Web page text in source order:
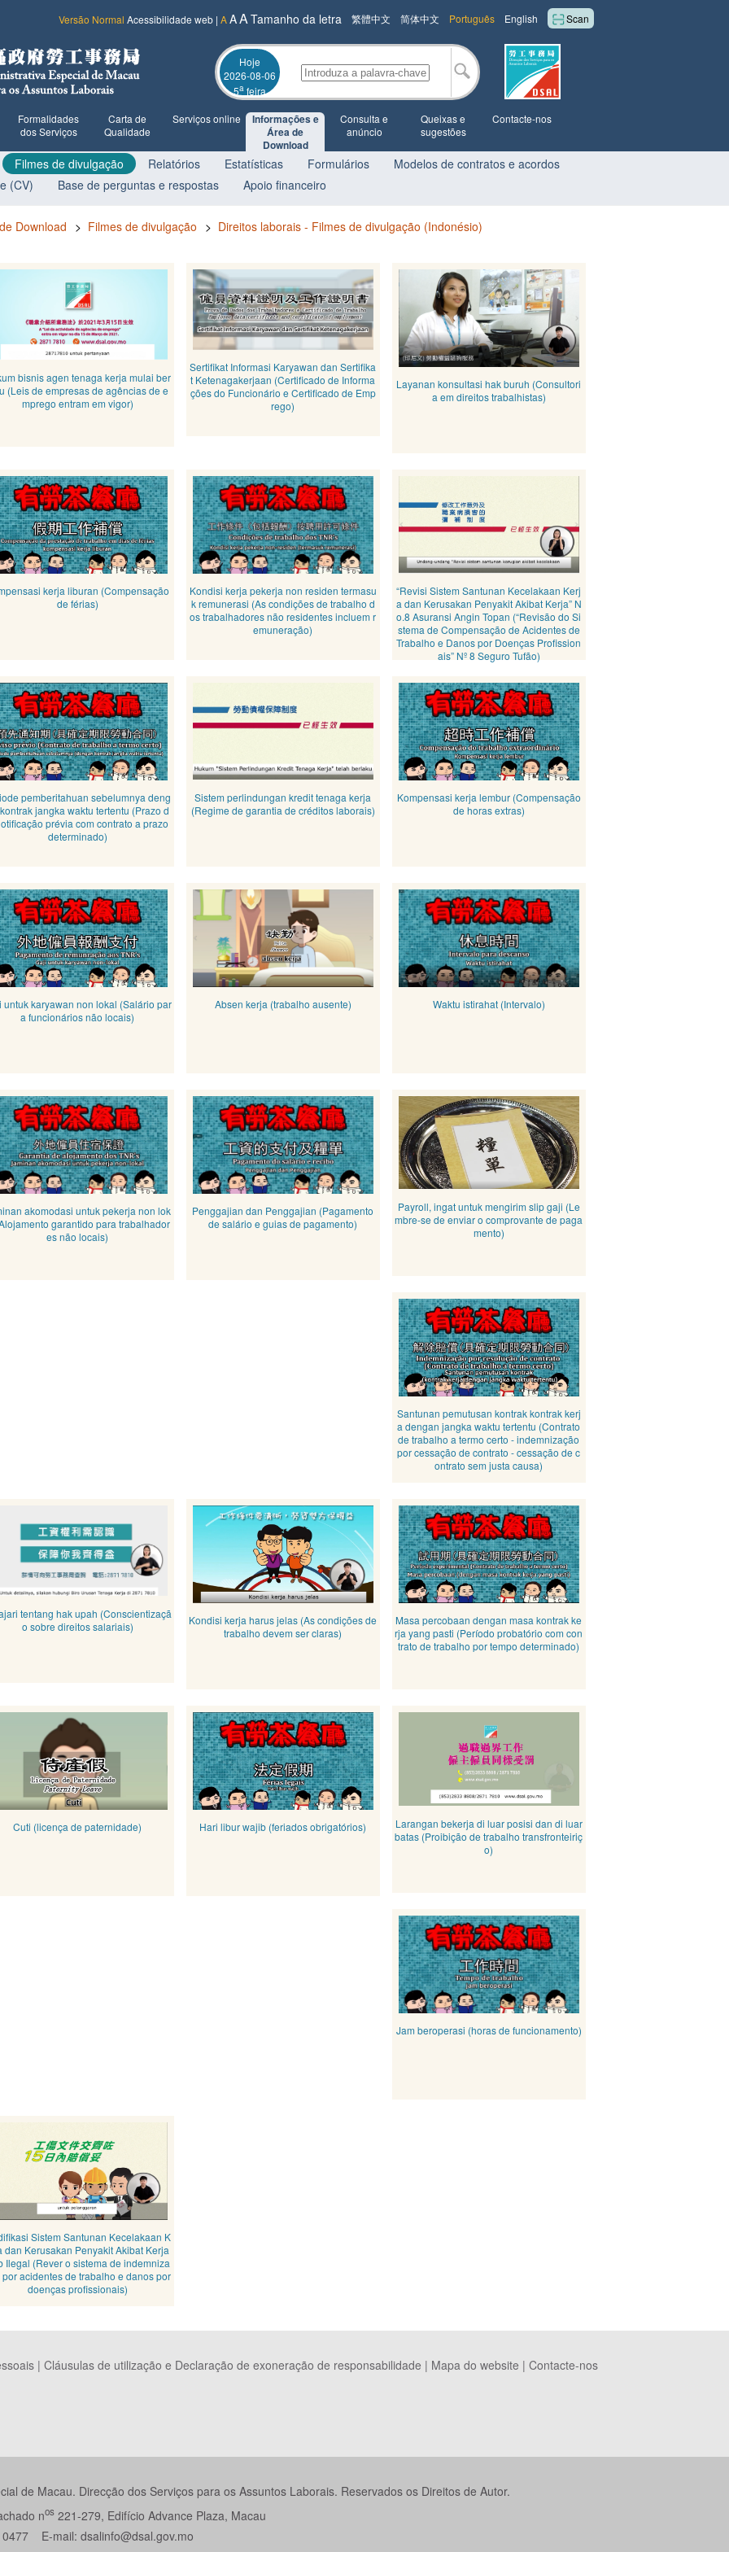
Scan
English
Português
简体中文
繁體中文
Versão Normal Acessibilidade web | AAATamanho da letra
Hoje
2026-08-06
5a feira
Formalidades
dos Serviços
Carta de
Qualidade
Serviços online
Informações e
Área de
Download
Filmes de divulgação Relatórios Estatísticas Formulários
Modelos de contratos e acordos
(CV)
Base de perguntas e respostas Apoio financeiro
Consulta e
anúncio
Queixas e
sugestões
Contacte-nos
Download > Filmes de divulgação > Direitos laborais - Filmes de divulgação (Indonésio)
bisnis agen tenaga kerja mulai ber
(Leis de empresas de agências de e
mprego entram em vigor)
Sertifikat Informasi Karyawan dan Sertifika
t Ketenagakerjaan (Certificado de Informa
ções do Funcionário e Certificado de Emp
rego)
Layanan konsultasi hak buruh (Consultori
a em direitos trabalhistas)
kerja liburan (Compensação
de férias)
Kondisi kerja pekerja non residen termasu
k remunerasi (As condições de trabalho d
os trabalhadores não residentes incluem r
emuneração)
“Revisi Sistem Santunan Kecelakaan Kerj
a dan Kerusakan Penyakit Akibat Kerja” N
o.8 Asuransi Angin Topan (“Revisão do Si
stema de Compensação de Acidentes de
Trabalho e Danos por Doenças Profission
ais” Nº 8 Seguro Tufão)
pemberitahuan sebelumnya deng
jangka waktu tertentu (Prazo d
prévia com contrato a prazo
determinado)
Sistem perlindungan kredit tenaga kerja
(Regime de garantia de créditos laborais)
Kompensasi kerja lembur (Compensação
de horas extras)
untuk karyawan non lokal (Salário par
a funcionários não locais)
Absen kerja (trabalho ausente) Waktu istirahat (Intervalo)
akomodasi untuk pekerja non lok
garantido para trabalhador
es não locais)
Penggajian dan Penggajian (Pagamento
de salário e guias de pagamento)
Payroll, ingat untuk mengirim slip gaji (Le
mbre-se de enviar o comprovante de paga
mento)
Santunan pemutusan kontrak kontrak kerj
a dengan jangka waktu tertentu (Contrato
de trabalho a termo certo - indemnização
por cessação de contrato - cessação de c
ontrato sem justa causa)
tentang hak upah (Conscientizaçã
o sobre direitos salariais)
Kondisi kerja harus jelas (As condições de
trabalho devem ser claras)
Masa percobaan dengan masa kontrak ke
rja yang pasti (Período probatório com con
trato de trabalho por tempo determinado)
Cuti (licença de paternidade) Hari libur wajib (feriados obrigatórios)
Larangan bekerja di luar posisi dan di luar
batas (Proibição de trabalho transfronteiriç
o)
Jam beroperasi (horas de funcionamento)
Sistem Santunan Kecelakaan K
dan Kerusakan Penyakit Akibat Kerja
Ilegal (Rever o sistema de indemniza
por acidentes de trabalho e danos por
doenças profissionais)
| Cláusulas de utilização e Declaração de exoneração de responsabilidade | Mapa do website | Contacte-nos
de Macau. Direcção dos Serviços para os Assuntos Laborais. Reservados os Direitos de Autor.
nos 221-279, Edifício Advance Plaza, Macau
E-mail: dsalinfo@dsal.gov.mo